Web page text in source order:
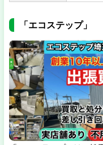
「エコステップ」